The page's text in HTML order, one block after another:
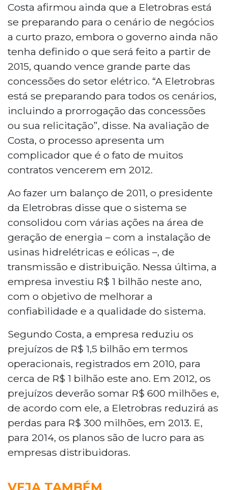
Costa afirmou ainda que a Eletrobras está
se preparando para o cenário de negócios
a curto prazo, embora o governo ainda não
tenha definido o que será feito a partir de
2015, quando vence grande parte das
concessões do setor elétrico. “A Eletrobras
está se preparando para todos os cenários,
incluindo a prorrogação das concessões
ou sua relicitação”, disse. Na avaliação de
Costa, o processo apresenta um
complicador que é o fato de muitos
contratos vencerem em 2012.
Ao fazer um balanço de 2011, o presidente
da Eletrobras disse que o sistema se
consolidou com várias ações na área de
geração de energia – com a instalação de
usinas hidrelétricas e eólicas –, de
transmissão e distribuição. Nessa última, a
empresa investiu R$ 1 bilhão neste ano,
com o objetivo de melhorar a
confiabilidade e a qualidade do sistema.
Segundo Costa, a empresa reduziu os
prejuízos de R$ 1,5 bilhão em termos
operacionais, registrados em 2010, para
cerca de R$ 1 bilhão este ano. Em 2012, os
prejuízos deverão somar R$ 600 milhões e,
de acordo com ele, a Eletrobras reduzirá as
perdas para R$ 300 milhões, em 2013. E,
para 2014, os planos são de lucro para as
empresas distribuidoras.
VEJA TAMBÉM